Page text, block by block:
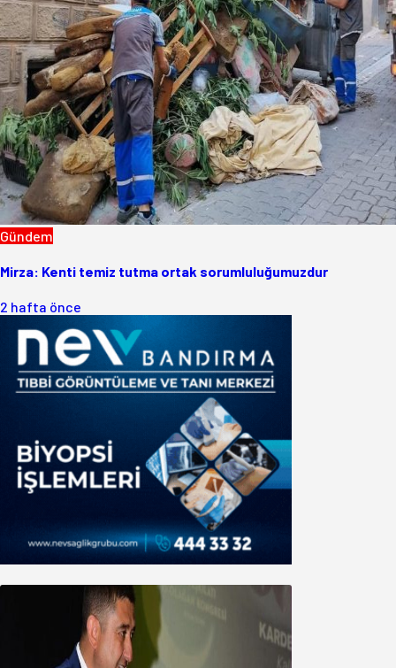
Gündem
Mirza: Kenti temiz tutma ortak sorumluluğumuzdur
2 hafta önce